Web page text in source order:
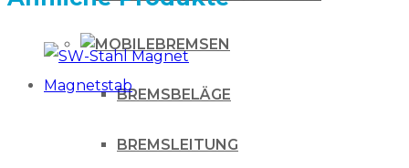
BREMSEN
BREMSBELÄGE
BREMSLEITUNG